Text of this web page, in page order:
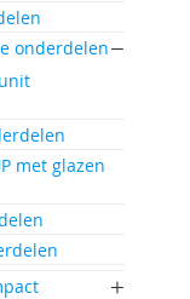
onderdelen
met glazen